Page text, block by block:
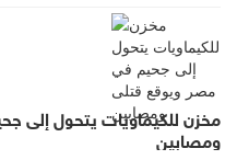
مخزن للكيماويات يتحول إلى
ومصابين